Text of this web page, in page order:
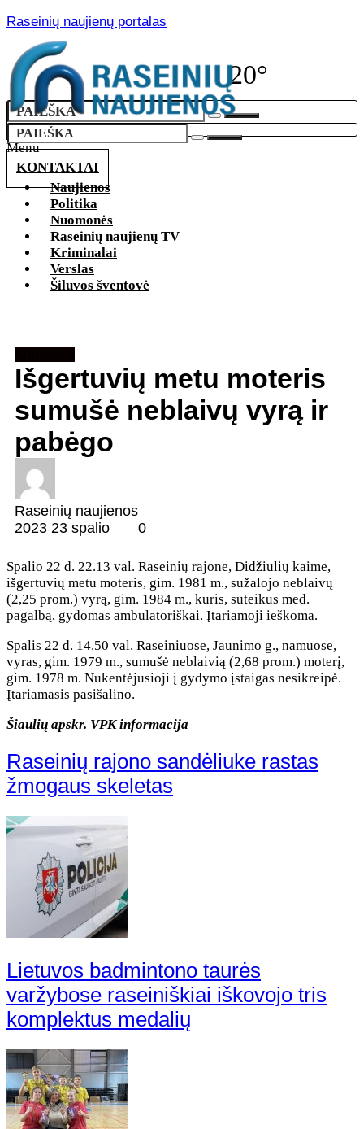
Raseinių naujienų portalas
20°
KONTAKTAI
Menu
Naujienos
Politika
Nuomonės
Raseinių naujienų TV
Kriminalai
Verslas
Šiluvos šventovė
Išgertuvių metu moteris
sumušė neblaivų vyrą ir
pabėgo
Raseinių naujienos
2023 23 spalio
0
Spalio 22 d. 22.13 val. Raseinių rajone, Didžiulių kaime,
išgertuvių metu moteris, gim. 1981 m., sužalojo neblaivų
(2,25 prom.) vyrą, gim. 1984 m., kuris, suteikus med.
pagalbą, gydomas ambulatoriškai. Įtariamoji ieškoma.
Spalis 22 d. 14.50 val. Raseiniuose, Jaunimo g., namuose,
vyras, gim. 1979 m., sumušė neblaivią (2,68 prom.) moterį,
gim. 1978 m. Nukentėjusioji į gydymo įstaigas nesikreipė.
Įtariamasis pasišalino.
Šiaulių apskr. VPK informacija
Raseinių rajono sandėliuke rastas
žmogaus skeletas
Lietuvos badmintono taurės
varžybose raseiniškiai iškovojo tris
komplektus medalių